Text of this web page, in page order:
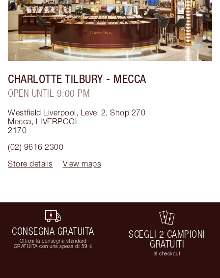
CHARLOTTE TILBURY - MECCA
OPEN UNTIL 9:00 PM
Westfield Liverpool, Level 2, Shop 270
Mecca, LIVERPOOL
2170
(02) 9616 2300
Store details
View maps
CONSEGNA GRATUITA
Ottieni la consegna standard
GRATUITA con una spesa di 59 €
SCEGLI 2 CAMPIONI
GRATUITI
al checkout